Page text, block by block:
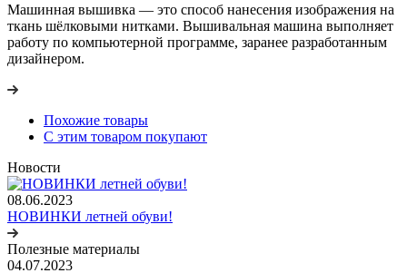
Машинная вышивка — это способ нанесения изображения на
ткань шёлковыми нитками. Вышивальная машина выполняет
работу по компьютерной программе, заранее разработанным
дизайнером.
Похожие товары
С этим товаром покупают
Новости
08.06.2023
НОВИНКИ летней обуви!
Полезные материалы
04.07.2023